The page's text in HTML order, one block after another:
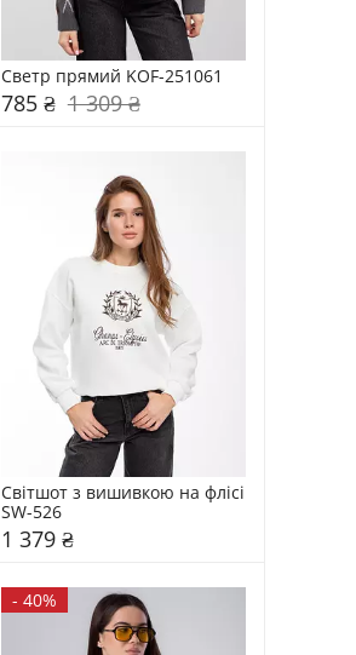
Светр прямий KOF-251061
785 ₴ 1 309 ₴
Світшот з вишивкою на флісі
SW-526
1 379 ₴
- 40%